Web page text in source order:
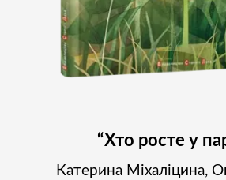
“Хто росте у
Катерина Міхаліцина,